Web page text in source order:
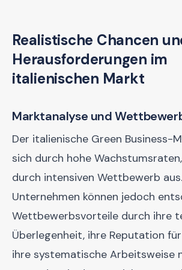
Realistische Chancen
Herausforderungen im
italienischen Markt
Marktanalyse und
Der italienische Green Business-
sich durch hohe
durch intensiven Wettbewerb
Unternehmen können jedoch
Wettbewerbsvorteile durch ihre
Überlegenheit, ihre Reputation
ihre systematische Arbeitsweise